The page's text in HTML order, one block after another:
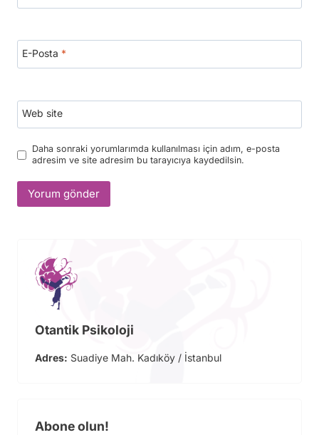
E-Posta *
Web site
Daha sonraki yorumlarımda kullanılması için adım, e-posta
adresim ve site adresim bu tarayıcıya kaydedilsin.
Otantik Psikoloji
Adres: Suadiye Mah. Kadıköy / İstanbul
Abone olun!